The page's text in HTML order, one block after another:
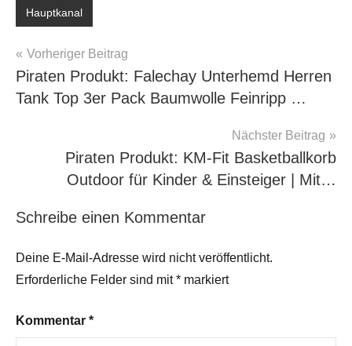
Hauptkanal
Beitragsnavigation
Vorheriger Beitrag
Piraten Produkt: Falechay Unterhemd Herren
Tank Top 3er Pack Baumwolle Feinripp …
Nächster Beitrag
Piraten Produkt: KM-Fit Basketballkorb
Outdoor für Kinder & Einsteiger | Mit…
Schreibe einen Kommentar
Deine E-Mail-Adresse wird nicht veröffentlicht.
Erforderliche Felder sind mit* markiert
Kommentar *